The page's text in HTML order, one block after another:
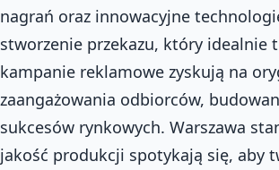
nagrań oraz innowacyjne
stworzenie przekazu, który idealnie
kampanie reklamowe zyskują na
zaangażowania odbiorców,
sukcesów rynkowych. Warszawa
jakość produkcji spotykają się, aby